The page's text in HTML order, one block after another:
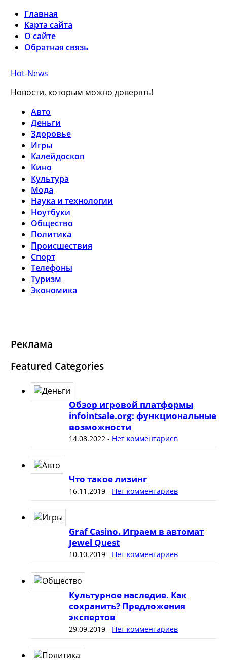
Главная
Карта сайта
О сайте
Обратная связь
Hot-News
Новости, которым можно доверять!
Авто
Деньги
Здоровье
Игры
Калейдоскоп
Кино
Культура
Мода
Наука и технологии
Ноутбуки
Общество
Политика
Происшествия
Спорт
Телефоны
Туризм
Экономика
Реклама
Featured Categories
Обзор игровой платформы
infointsale.org: функциональные
возможности
14.08.2022- Нет комментариев
Что такое лизинг
16.11.2019- Нет комментариев
Graf Casino. Играем в автомат
Jewel Quest
10.10.2019- Нет комментариев
Культурное наследие. Как
сохранить? Предложения
экспертов
29.09.2019- Нет комментариев